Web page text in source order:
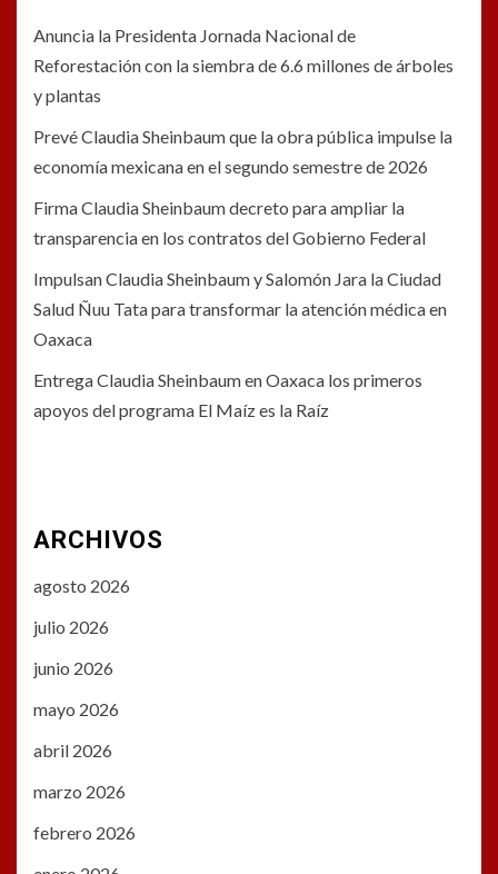
Anuncia la Presidenta Jornada Nacional de
Reforestación con la siembra de 6.6 millones de árboles
y plantas
Prevé Claudia Sheinbaum que la obra pública impulse la
economía mexicana en el segundo semestre de 2026
Firma Claudia Sheinbaum decreto para ampliar la
transparencia en los contratos del Gobierno Federal
Impulsan Claudia Sheinbaum y Salomón Jara la Ciudad
Salud Ñuu Tata para transformar la atención médica en
Oaxaca
Entrega Claudia Sheinbaum en Oaxaca los primeros
apoyos del programa El Maíz es la Raíz
ARCHIVOS
agosto 2026
julio 2026
junio 2026
mayo 2026
abril 2026
marzo 2026
febrero 2026